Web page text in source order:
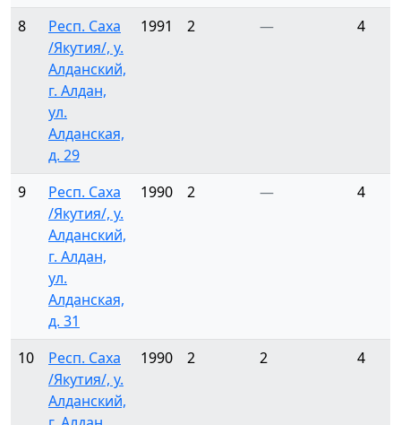
8
Респ. Саха
/Якутия/, у.
Алданский,
г. Алдан,
ул.
Алданская,
д. 29
1991 2 — 4
9
Респ. Саха
/Якутия/, у.
Алданский,
г. Алдан,
ул.
Алданская,
д. 31
1990 2 — 4
10
Респ. Саха
/Якутия/, у.
Алданский,
1990 2 2 4